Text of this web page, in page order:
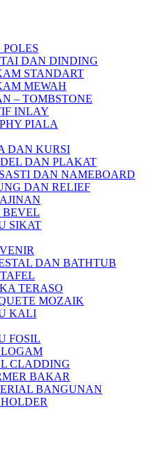
DAN DINDING
STANDART
MEWAH
– TOMBSTONE
INLAY
PIALA
DAN KURSI
DAN PLAKAT
DAN NAMEBOARD
DAN RELIEF
BEVEL
SIKAT
DAN BATHTUB
TERASO
MOZAIK
KALI
FOSIL
CLADDING
BAKAR
BANGUNAN